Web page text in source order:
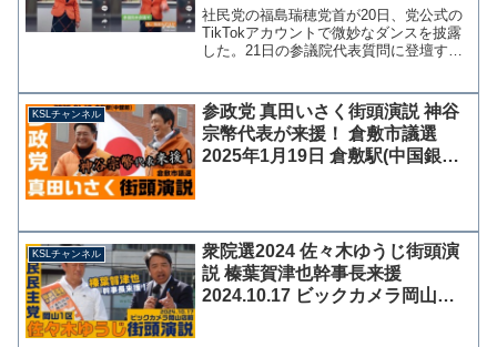
仕上がる、若い子はこういうの好
きなんやろ？
社民党の福島瑞穂党首が20日、党公式の
TikTokアカウントで微妙なダンスを披露
した。21日の参議院代表質問に登壇する
完全にホラーに仕上がっている。
@sdp_japa...
KSLチャンネル
参政党 真田いさく街頭演説 神谷
宗幣代表が来援！ 倉敷市議選
2025年1月19日 倉敷駅(中国銀行
KSLチャンネル
衆院選2024 佐々木ゆうじ街頭演
説 榛葉賀津也幹事長来援
2024.10.17 ビックカメラ岡山店